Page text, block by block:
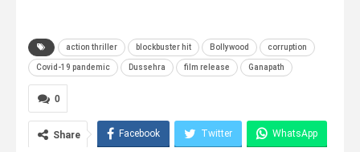
action thriller blockbuster hit Bollywood corruption
Covid-19 pandemic Dussehra film release Ganapath
0
Share Facebook Twitter WhatsApp